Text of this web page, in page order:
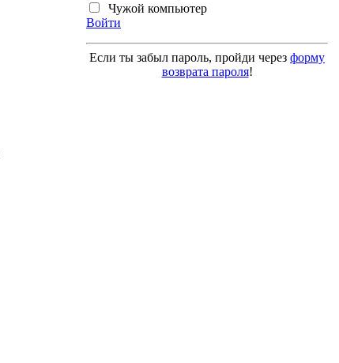
Чужой компьютер
Войти
Если ты забыл пароль, пройди через форму
возврата пароля!